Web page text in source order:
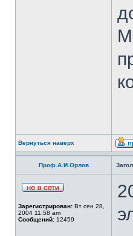
Вернуться наверх
Проф.А.И.Орлов
Зарегистрирован: Вт сен 28,
2004 11:58 am
Сообщений: 12459